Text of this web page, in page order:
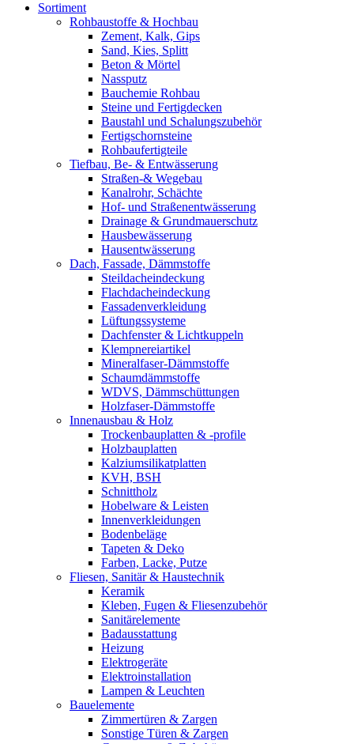
Sortiment
Rohbaustoffe & Hochbau
Zement, Kalk, Gips
Sand, Kies, Splitt
Beton & Mörtel
Nassputz
Bauchemie Rohbau
Steine und Fertigdecken
Baustahl und Schalungszubehör
Fertigschornsteine
Rohbaufertigteile
Tiefbau, Be- & Entwässerung
Straßen-& Wegebau
Kanalrohr, Schächte
Hof- und Straßenentwässerung
Drainage & Grundmauerschutz
Hausbewässerung
Hausentwässerung
Dach, Fassade, Dämmstoffe
Steildacheindeckung
Flachdacheindeckung
Fassadenverkleidung
Lüftungssysteme
Dachfenster & Lichtkuppeln
Klempnereiartikel
Mineralfaser-Dämmstoffe
Schaumdämmstoffe
WDVS, Dämmschüttungen
Holzfaser-Dämmstoffe
Innenausbau & Holz
Trockenbauplatten & -profile
Holzbauplatten
Kalziumsilikatplatten
KVH, BSH
Schnittholz
Hobelware & Leisten
Innenverkleidungen
Bodenbeläge
Tapeten & Deko
Farben, Lacke, Putze
Fliesen, Sanitär & Haustechnik
Keramik
Kleben, Fugen & Fliesenzubehör
Sanitärelemente
Badausstattung
Heizung
Elektrogeräte
Elektroinstallation
Lampen & Leuchten
Bauelemente
Zimmertüren & Zargen
Sonstige Türen & Zargen